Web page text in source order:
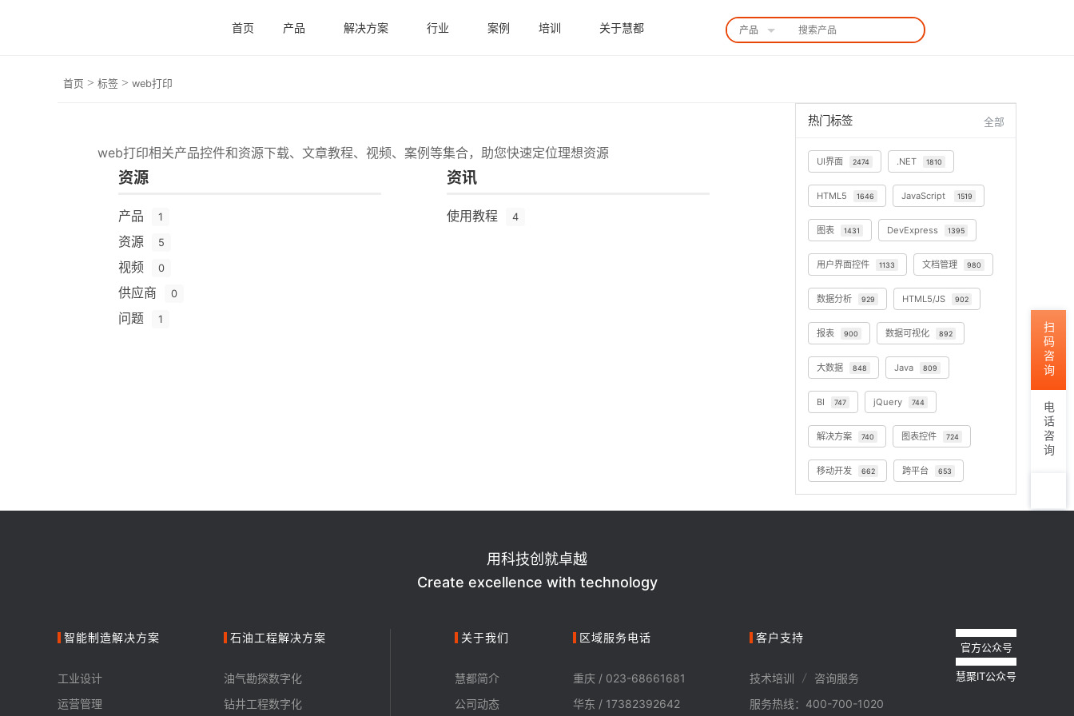
首页 产品 解决方案 行业 案例 培训 关于慧都 产品
首页 > 标签 > web打印
web打印相关产品控件和资源下载、文章教程、视频、案例等集合，助您快速定位理想资源
资源
产品 1
资源 5
视频 0
供应商 0
问题 1
资讯
使用教程 4
热门标签 全部
UI界面 2474 .NET 1810
HTML5 1646 JavaScript 1519
图表 1431 DevExpress 1395
用户界面控件 1133 文档管理 980
数据分析 929 HTML5/JS 902
报表 900 数据可视化 892
大数据 848 Java 809
BI 747 jQuery 744
解决方案 740 图表控件 724
移动开发 662 跨平台 653
用科技创就卓越
Create excellence with technology
智能制造解决方案
工业设计
运营管理
石油工程解决方案
油气勘探数字化
钻井工程数字化
关于我们
慧都简介
公司动态
区域服务电话
重庆 / 023-68661681
华东 / 17382392642
客户支持
技术培训 /
咨询服务
服务热线：400-700-1020
官方公众号
扫码咨询
电话咨询